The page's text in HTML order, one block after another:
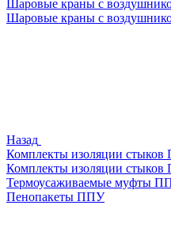
Шаровые краны с
Шаровые краны с
Назад
Комплекты изоляции
Комплекты изоляции
Термоусаживаемые муфты
Пенопакеты ППУ